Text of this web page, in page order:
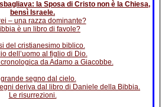
la Sposa di Cristo non è la Chiesa,
bensì Israele.
– una razza dominante?
è un libro di favole?
del cristianesimo biblico.
dell’uomo al figlio di Dio.
da Adamo a Giacobbe.
segno dal cielo.
deriva dal libro di Daniele della Bibbia.
Le risurrezioni.